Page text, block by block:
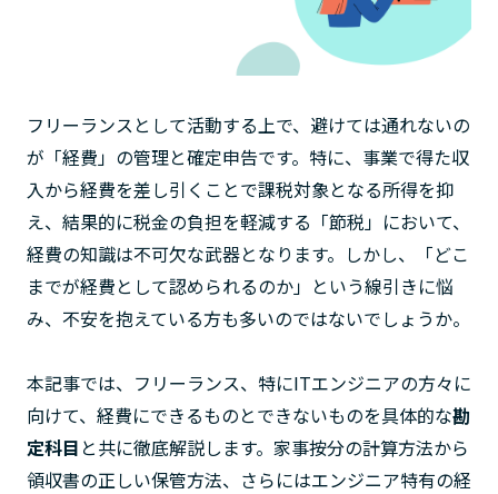
フリーランスとして活動する上で、避けては通れないの
が「経費」の管理と確定申告です。特に、事業で得た収
入から経費を差し引くことで課税対象となる所得を抑
え、結果的に税金の負担を軽減する「節税」において、
経費の知識は不可欠な武器となります。しかし、「どこ
までが経費として認められるのか」という線引きに悩
み、不安を抱えている方も多いのではないでしょうか。
本記事では、フリーランス、特にITエンジニアの方々に
向けて、経費にできるものとできないものを具体的な勘
定科目 と共に徹底解説します。家事按分の計算方法から
領収書の正しい保管方法、さらにはエンジニア特有の経